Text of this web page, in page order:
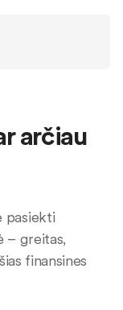
arčiau
pasiekti
– greitas,
finansines